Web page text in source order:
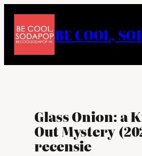
naar
inhoud
BE COOL,
Glass Onion: a
Out Mystery
recensie